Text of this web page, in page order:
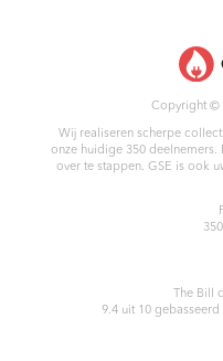
Copyright ©
Wij realiseren scherpe
onze huidige 350 deelnemers.
over te stappen. GSE is ook
The Bill
9.4uit 10gebasseerd